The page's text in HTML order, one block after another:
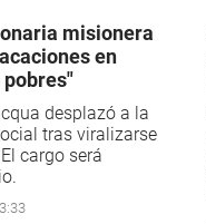
misionera
en
pobres"
desplazó a la
tras viralizarse
cargo será